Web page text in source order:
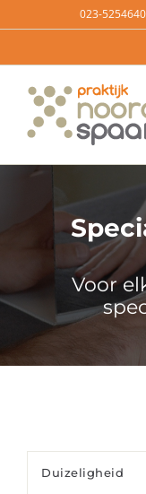
naar
023-5254640
Voor
Duizeligheid